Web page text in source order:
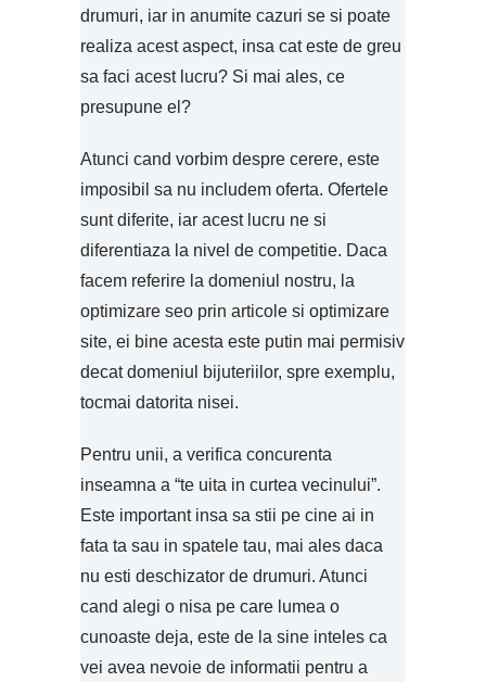
drumuri, iar in anumite cazuri se si poate
realiza acest aspect, insa cat este de greu
sa faci acest lucru? Si mai ales, ce
presupune el?
Atunci cand vorbim despre cerere, este
imposibil sa nu includem oferta. Ofertele
sunt diferite, iar acest lucru ne si
diferentiaza la nivel de competitie. Daca
facem referire la domeniul nostru, la
optimizare seo prin articole si optimizare
site, ei bine acesta este putin mai permisiv
decat domeniul bijuteriilor, spre exemplu,
tocmai datorita nisei.
Pentru unii, a verifica concurenta
inseamna a “te uita in curtea vecinului”.
Este important insa sa stii pe cine ai in
fata ta sau in spatele tau, mai ales daca
nu esti deschizator de drumuri. Atunci
cand alegi o nisa pe care lumea o
cunoaste deja, este de la sine inteles ca
vei avea nevoie de informatii pentru a